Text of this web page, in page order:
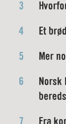
3
4 Et
5 Mer
6
7 Fra